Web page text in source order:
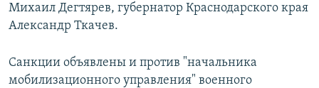
Все сайты Радио Азатутюн
Михаил Дегтярев, губернатор Краснодарского края
Александр Ткачев.
Санкции объявлены и против "начальника
мобилизационного управления" военного